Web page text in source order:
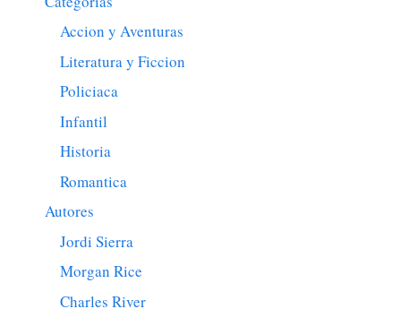
Accion y Aventuras
Literatura y Ficcion
Policiaca
Infantil
Historia
Romantica
Autores
Jordi Sierra
Morgan Rice
Charles River